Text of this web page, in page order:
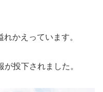
かえっています。
投下されました。